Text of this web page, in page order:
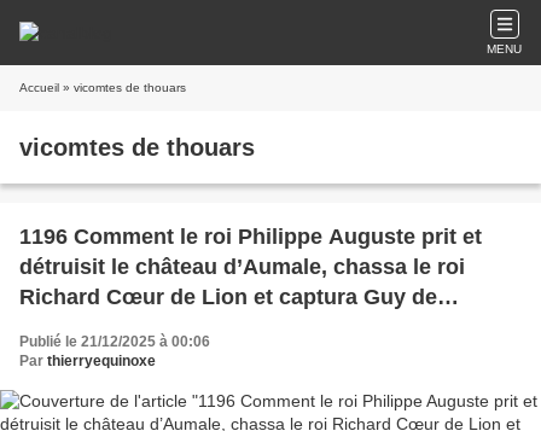
MENU
Accueil » vicomtes de thouars
vicomtes de thouars
1196 Comment le roi Philippe Auguste prit et
détruisit le château d’Aumale, chassa le roi
Richard Cœur de Lion et captura Guy de
Thouars.
Publié le 21/12/2025 à 00:06
Par thierryequinoxe